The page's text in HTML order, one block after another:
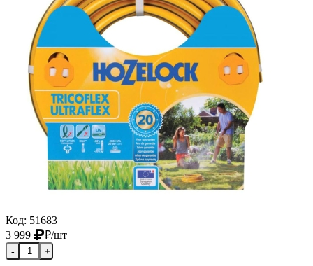
Код: 51683
3 999
₽/шт
- +